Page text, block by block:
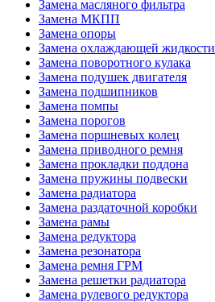
Замена масляного фильтра
Замена МКПП
Замена опоры
Замена охлаждающей жидкости
Замена поворотного кулака
Замена подушек двигателя
Замена подшипников
Замена помпы
Замена порогов
Замена поршневых колец
Замена приводного ремня
Замена прокладки поддона
Замена пружины подвески
Замена радиатора
Замена раздаточной коробки
Замена рамы
Замена редуктора
Замена резонатора
Замена ремня ГРМ
Замена решетки радиатора
Замена рулевого редуктора